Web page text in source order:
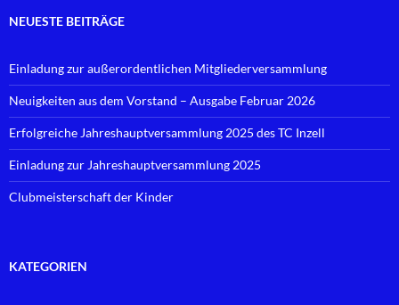
NEUESTE BEITRÄGE
Einladung zur außerordentlichen Mitgliederversammlung
Neuigkeiten aus dem Vorstand – Ausgabe Februar 2026
Erfolgreiche Jahreshauptversammlung 2025 des TC Inzell
Einladung zur Jahreshauptversammlung 2025
Clubmeisterschaft der Kinder
KATEGORIEN